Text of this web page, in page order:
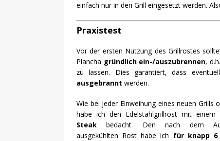
einfach nur in den Grill eingesetzt werden.
Praxistest
Vor der ersten Nutzung des Grillrostes
Plancha gründlich ein-/auszubrennen,
zu lassen. Dies garantiert, dass
ausgebrannt werden.
Wie bei jeder Einweihung eines neuen Grills
habe ich den Edelstahlgrillrost mit einem
Steak bedacht. Den nach dem
ausgekühlten Rost habe ich für knapp 6